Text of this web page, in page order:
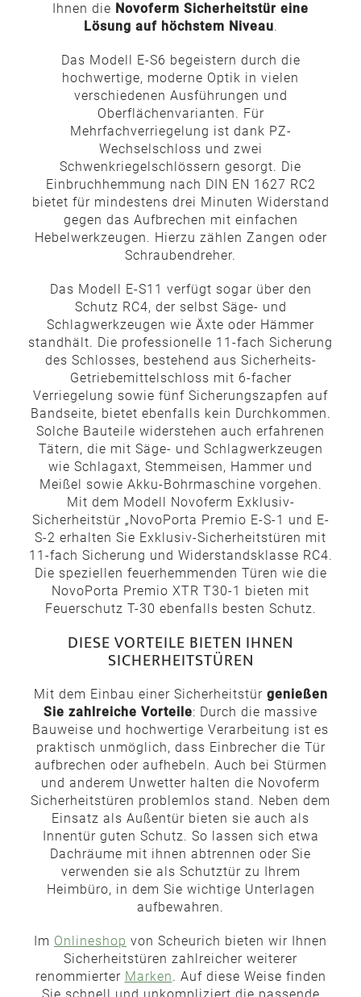
Ihnen die Novoferm Sicherheitstür eine
Lösung auf höchstem Niveau.
Das Modell E-S6 begeistern durch die
hochwertige, moderne Optik in vielen
verschiedenen Ausführungen und
Oberflächenvarianten. Für
Mehrfachverriegelung ist dank PZ-
Wechselschloss und zwei
Schwenkriegelschlössern gesorgt. Die
Einbruchhemmung nach DIN EN 1627 RC2
bietet für mindestens drei Minuten Widerstand
gegen das Aufbrechen mit einfachen
Hebelwerkzeugen. Hierzu zählen Zangen oder
Schraubendreher.
Das Modell E-S11 verfügt sogar über den
Schutz RC4, der selbst Säge- und
Schlagwerkzeugen wie Äxte oder Hämmer
standhält. Die professionelle 11-fach Sicherung
des Schlosses, bestehend aus Sicherheits-
Getriebemittelschloss mit 6-facher
Verriegelung sowie fünf Sicherungszapfen auf
Bandseite, bietet ebenfalls kein Durchkommen.
Solche Bauteile widerstehen auch erfahrenen
Tätern, die mit Säge- und Schlagwerkzeugen
wie Schlagaxt, Stemmeisen, Hammer und
Meißel sowie Akku-Bohrmaschine vorgehen.
Mit dem Modell Novoferm Exklusiv-
Sicherheitstür „NovoPorta Premio E-S-1 und E-
S-2 erhalten Sie Exklusiv-Sicherheitstüren mit
11-fach Sicherung und Widerstandsklasse RC4.
Die speziellen feuerhemmenden Türen wie die
NovoPorta Premio XTR T30-1 bieten mit
Feuerschutz T-30 ebenfalls besten Schutz.
DIESE VORTEILE BIETEN IHNEN
SICHERHEITSTÜREN
Mit dem Einbau einer Sicherheitstür genießen
Sie zahlreiche Vorteile: Durch die massive
Bauweise und hochwertige Verarbeitung ist es
praktisch unmöglich, dass Einbrecher die Tür
aufbrechen oder aufhebeln. Auch bei Stürmen
und anderem Unwetter halten die Novoferm
Sicherheitstüren problemlos stand. Neben dem
Einsatz als Außentür bieten sie auch als
Innentür guten Schutz. So lassen sich etwa
Dachräume mit ihnen abtrennen oder Sie
verwenden sie als Schutztür zu Ihrem
Heimbüro, in dem Sie wichtige Unterlagen
aufbewahren.
Im Onlineshop von Scheurich bieten wir Ihnen
Sicherheitstüren zahlreicher weiterer
renommierter Marken. Auf diese Weise finden